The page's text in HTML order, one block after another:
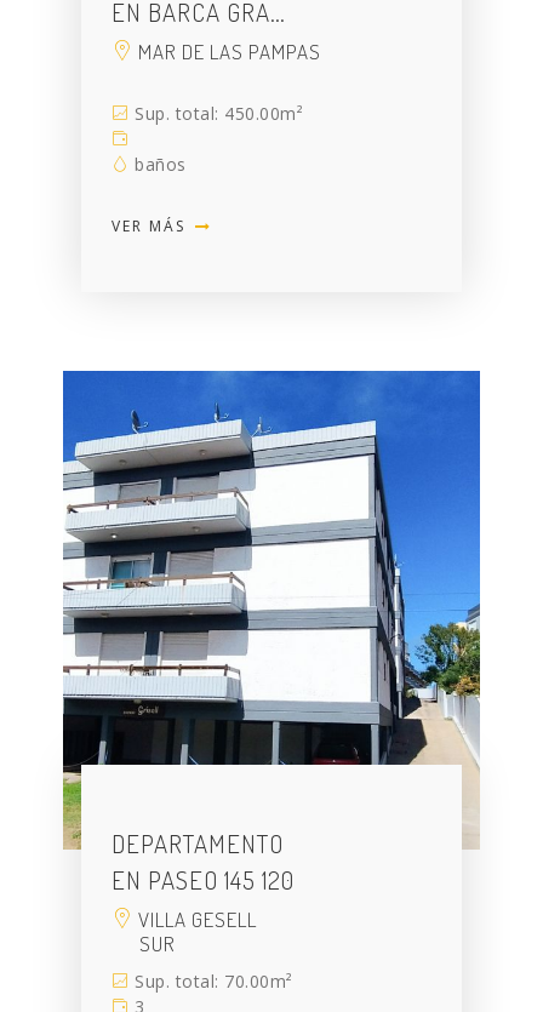
EN BARCA GRA…
MAR DE LAS PAMPAS
Sup. total: 450.00m²
baños
VER MÁS
DEPARTAMENTO
EN PASEO 145 120
VILLA GESELL
SUR
Sup. total: 70.00m²
3